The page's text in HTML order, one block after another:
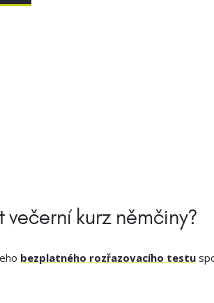
kurz němčiny?
bezplatného rozřazovacího testu